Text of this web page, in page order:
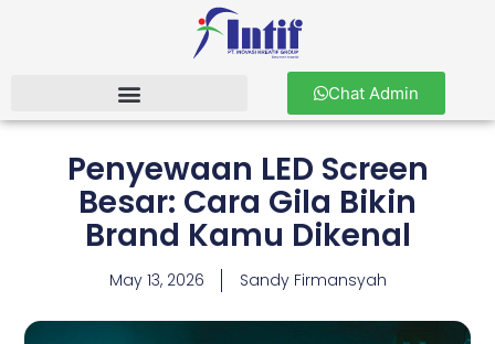
Chat Admin
Penyewaan LED Screen
Besar: Cara Gila Bikin
Brand Kamu Dikenal
May 13, 2026 Sandy Firmansyah